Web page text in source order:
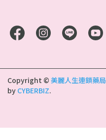
Copyright © 美麗人生連鎖藥局
by CYBERBIZ.